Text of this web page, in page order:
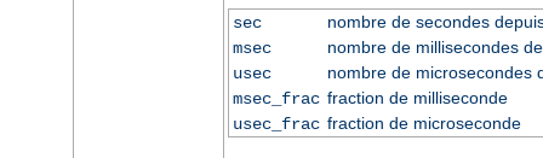
sec
nombre de secondes
msec
nombre de millisecondes
usec
nombre de microsecondes
msec_frac fraction de milliseconde
usec_frac fraction de microseconde